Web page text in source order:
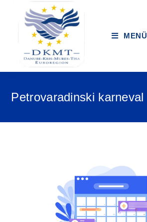
MENÜ
Petrovaradinski karneval